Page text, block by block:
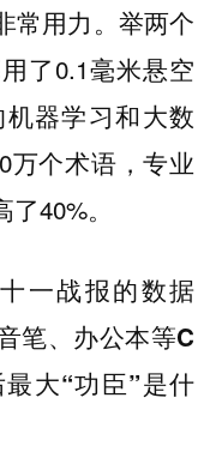
常用力。举两个
了0.1毫米悬空
器学习和大数
万个术语，专业
40%。
一战报的数据
笔、办公本等C
大“功臣”是什